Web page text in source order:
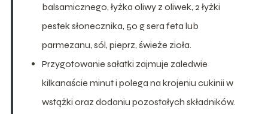
balsamicznego, łyżka oliwy z oliwek, 2 łyżki
pestek słonecznika, 50 g sera feta lub
parmezanu, sól, pieprz, świeże zioła.
Przygotowanie sałatki zajmuje zaledwie
kilkanaście minut i polega na krojeniu cukinii w
wstążki oraz dodaniu pozostałych składników.